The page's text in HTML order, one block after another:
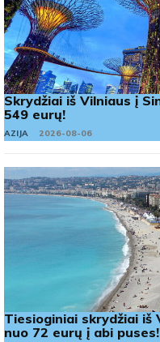
Skrydžiai iš Vilniaus į
549 eurų!
AZIJA 2026-08-06
Tiesioginiai skrydžiai iš
nuo 72 eurų į abi puses!